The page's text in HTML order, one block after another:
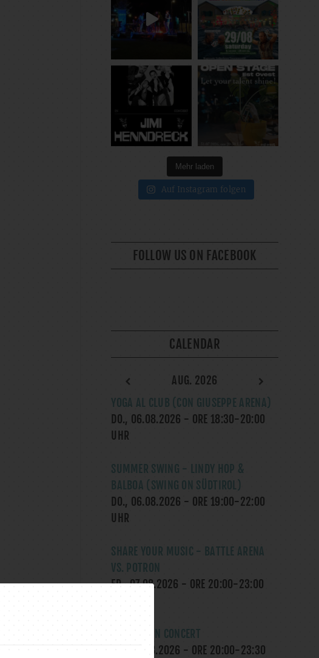
Mehr laden
Auf Instagram folgen
FOLLOW US ON FACEBOOK
CALENDAR
AUG. 2026
YOGA AL CLUB (CON GIUSEPPE ARENA)
DO., 06.08.2026 - ORE 18:30-20:00
UHR
SUMMER SWING - LINDY HOP &
BALBOA (SWING ON SÜDTIROL)
DO., 06.08.2026 - ORE 19:00-22:00
UHR
SHARE YOUR MUSIC - BATTLE ARENA
VS. POTRON
FR., 07.08.2026 - ORE 20:00-23:00
OK, ROSE IN CONCERT
SA., 08.08.2026 - ORE 20:00-23:30